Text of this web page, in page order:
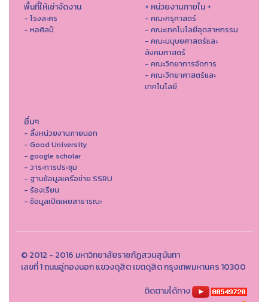
พื้นที่ให้เช่าจัดงาน
- โรงละคร
- หอศิลป์
+ หน่วยงานภายใน +
- คณะครุศาสตร์
- คณะเทคโนโลยีอุตสาหกรรม
- คณะมนุษยศาสตร์และ
สังคมศาสตร์
- คณะวิทยาการจัดการ
- คณะวิทยาศาสตร์และ
เทคโนโลยี
อื่นๆ
- ลิ้งหน่วยงานภายนอก
- Good University
- google scholar
- วาระการประชุม
- ฐานข้อมูลเครือข่าย SSRU
- ร้องเรียน
- ข้อมูลเปิดเผยสาธารณะ
© 2012 - 2016 มหาวิทยาลัยราชภัฏสวนสุนันทา
เลขที่ 1 ถนนอู่ทองนอก แขวงดุสิต เขตดุสิต กรุงเทพมหานคร 10300
ติดตามได้ทาง